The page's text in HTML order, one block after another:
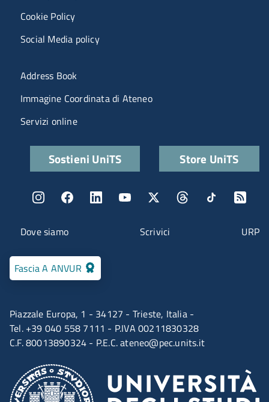
Piazzale Europa, 1 - 34127 - Trieste, Italia -
Tel. +39 040 558 7111 - P.IVA 00211830328
C.F. 80013890324 - P.E.C.ateneo@pec.units.it
Fascia A ANVUR
Menu contatti
Dove siamo Scrivici URP
Cookie Policy
Social Media policy
Menu portale
Address Book
Immagine Coordinata di Ateneo
Servizi online
Quick linksSostieni UniTS Store UniTS
Menu social